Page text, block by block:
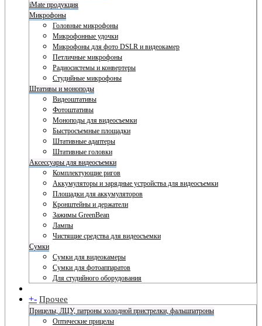
iMate продукция
Микрофоны
Головные микрофоны
Микрофонные удочки
Микрофоны для фото DSLR и видеокамер
Петличные микрофоны
Радиосистемы и конвертеры
Студийные микрофоны
Штативы и моноподы
Видеоштативы
Фотоштативы
Моноподы для видеосъемки
Быстросъемные площадки
Штативные адаптеры
Штативные головки
Аксессуары для видеосъемки
Комплектующие ригов
Аккумуляторы и зарядные устройства для видеосъемки
Площадки для аккумуляторов
Кронштейны и держатели
Зажимы GreenBean
Лампы
Чистящие средства для видеосъемки
Сумки
Сумки для видеокамеры
Сумки для фотоаппаратов
Для студийного оборудования
+- Прочее
Прицелы, ЛЦУ, патроны холодной пристрелки, фальшпатроны
Оптические прицелы